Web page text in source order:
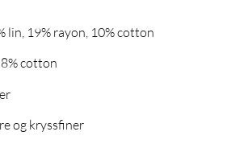
lin, 19% rayon, 10% cotton
cotton
og kryssfiner